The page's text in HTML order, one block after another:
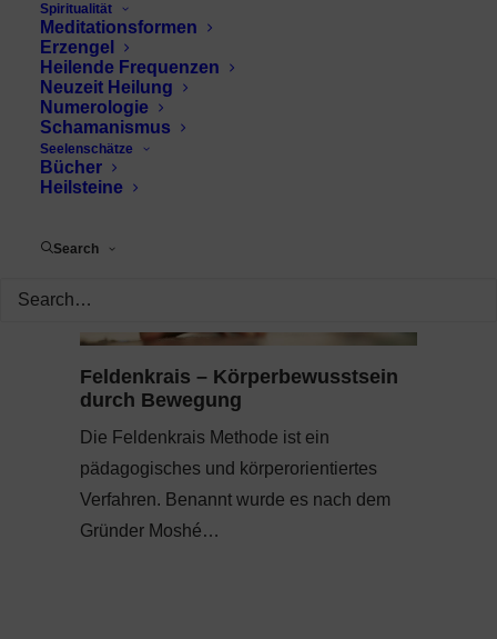
Spiritualität
Meditationsformen
Erzengel
Heilende Frequenzen
Neuzeit Heilung
Numerologie
Schamanismus
Seelenschätze
Bücher
Heilsteine
Search
Feldenkrais – Körperbewusstsein
durch Bewegung
Die Feldenkrais Methode ist ein
pädagogisches und körperorientiertes
Verfahren. Benannt wurde es nach dem
Gründer Moshé…